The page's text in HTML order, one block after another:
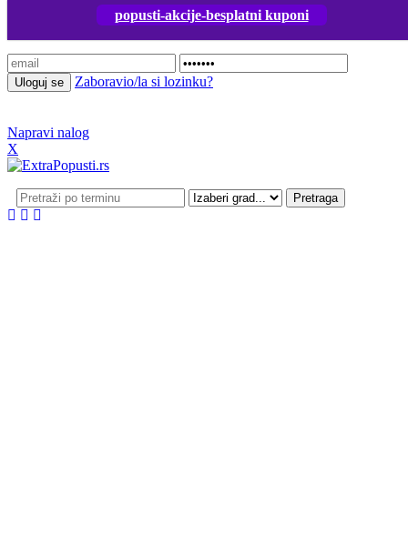
popusti-akcije-besplatni kuponi
Zaboravio/la si lozinku?
Napravi nalog
X